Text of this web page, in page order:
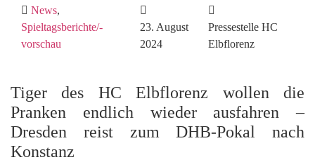
News,
Spieltagsberichte/-
vorschau
23. August
2024
Pressestelle HC
Elbflorenz
Tiger des HC Elbflorenz wollen die
Pranken endlich wieder ausfahren –
Dresden reist zum DHB-Pokal nach
Konstanz